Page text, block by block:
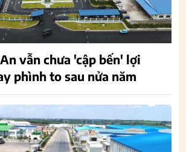
vẫn chưa 'cập bến' lợi
phình to sau nửa năm